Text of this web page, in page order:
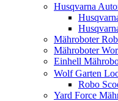
Husqvarna
Mähroboter
Mähroboter
Einhell
Wolf Garten
Robo
Yard Force